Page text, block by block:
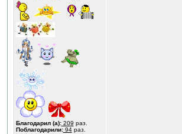
Благодарил (а):209 раз.
Поблагодарили:94раз.